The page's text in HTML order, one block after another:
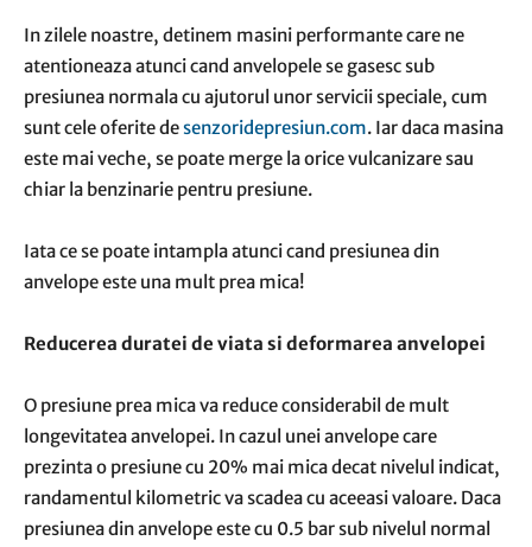
In zilele noastre, detinem masini performante care ne
atentioneaza atunci cand anvelopele se gasesc sub
presiunea normala cu ajutorul unor servicii speciale, cum
sunt cele oferite desenzoridepresiun.com. Iar daca masina
este mai veche, se poate merge la orice vulcanizare sau
chiar la benzinarie pentru presiune.
Iata ce se poate intampla atunci cand presiunea din
anvelope este una mult prea mica!
Reducerea duratei de viata si deformarea anvelopei
O presiune prea mica va reduce considerabil de mult
longevitatea anvelopei. In cazul unei anvelope care
prezinta o presiune cu 20% mai mica decat nivelul indicat,
randamentul kilometric va scadea cu aceeasi valoare. Daca
presiunea din anvelope este cu 0.5 bar sub nivelul normal